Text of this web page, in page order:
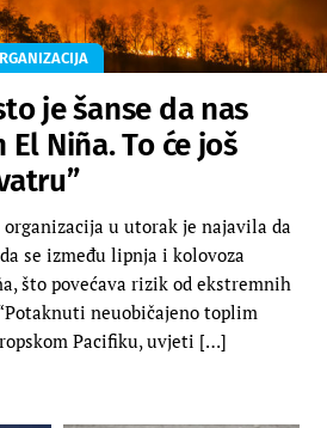
je šanse da nas
Niña. To će još
u utorak je najavila da
se između lipnja i kolovoza
što povećava rizik od ekstremnih
neuobičajeno toplim
Pacifiku, uvjeti […]